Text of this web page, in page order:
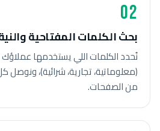
02
بحث الكلمات المفتاحية
نُحدد الكلمات اللي يستخدمها عملاؤك
(معلوماتية، تجارية، شرائية)، ونوصل
من الصفحات.